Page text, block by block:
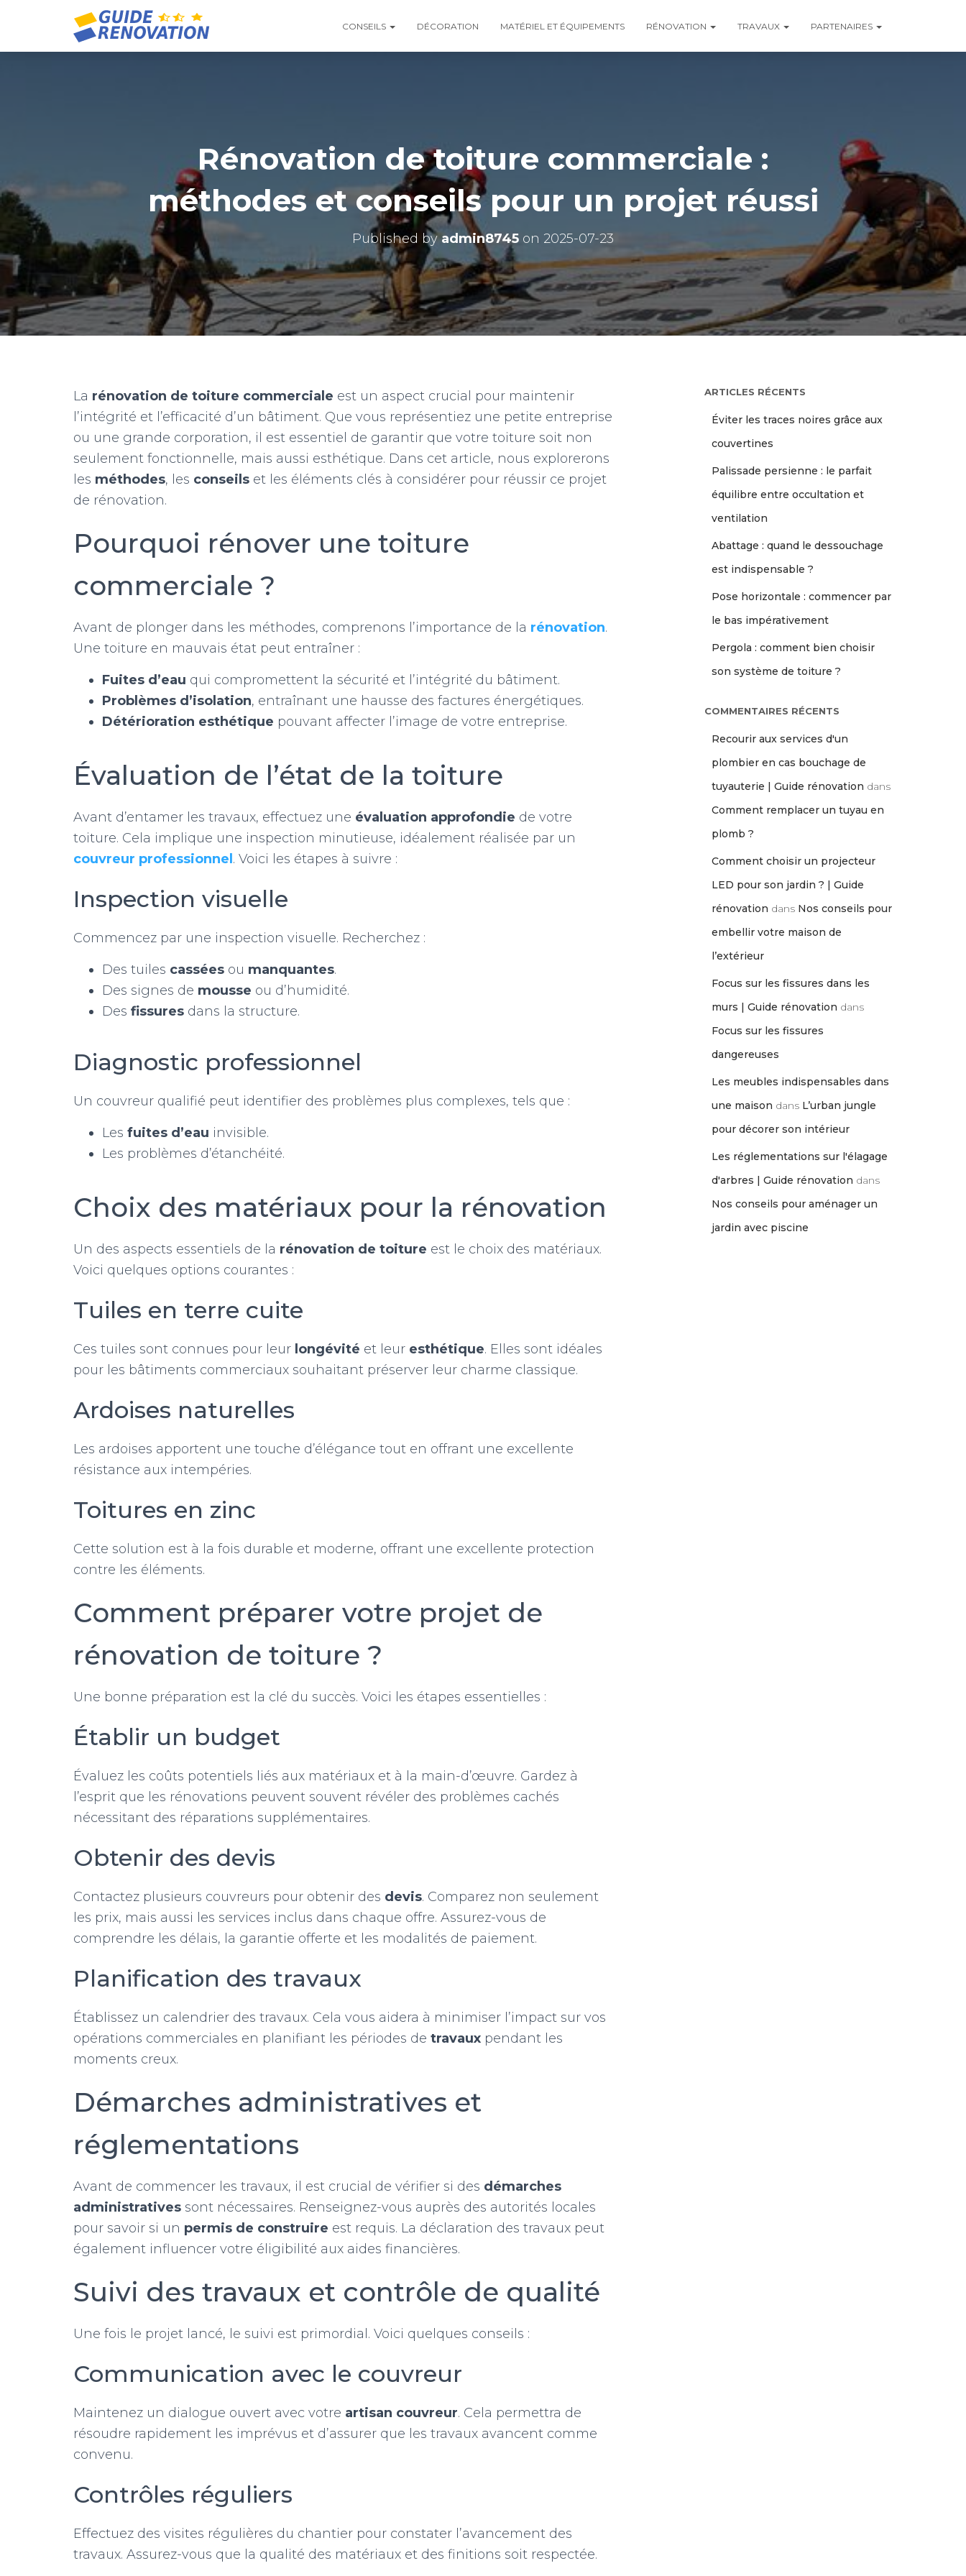
CONSEILS DÉCORATION MATÉRIEL ET ÉQUIPEMENTS RÉNOVATION TRAVAUX PARTENAIRES
Rénovation de toiture commerciale :
méthodes et conseils pour un projet réussi
Published byadmin8745 on 2025-07-23
La rénovation de toiture commerciale est un aspect crucial pour maintenir
l’intégrité et l’efficacité d’un bâtiment. Que vous représentiez une petite entreprise
ou une grande corporation, il est essentiel de garantir que votre toiture soit non
seulement fonctionnelle, mais aussi esthétique. Dans cet article, nous explorerons
les méthodes, les conseils et les éléments clés à considérer pour réussir ce projet
de rénovation.
Pourquoi rénover une toiture
commerciale ?
Avant de plonger dans les méthodes, comprenons l’importance de la rénovation.
Une toiture en mauvais état peut entraîner :
Fuites d’eau qui compromettent la sécurité et l’intégrité du bâtiment.
Problèmes d’isolation, entraînant une hausse des factures énergétiques.
Détérioration esthétique pouvant affecter l’image de votre entreprise.
Évaluation de l’état de la toiture
Avant d’entamer les travaux, effectuez une évaluation approfondie de votre
toiture. Cela implique une inspection minutieuse, idéalement réalisée par un
couvreur professionnel . Voici les étapes à suivre :
Inspection visuelle
Commencez par une inspection visuelle. Recherchez :
Des tuiles cassées ou manquantes.
Des signes de mousse ou d’humidité.
Des fissures dans la structure.
Diagnostic professionnel
Un couvreur qualifié peut identifier des problèmes plus complexes, tels que :
Les fuites d’eau invisible.
Les problèmes d’étanchéité.
Choix des matériaux pour la rénovation
Un des aspects essentiels de la rénovation de toiture est le choix des matériaux.
Voici quelques options courantes :
Tuiles en terre cuite
Ces tuiles sont connues pour leur longévité et leur esthétique. Elles sont idéales
pour les bâtiments commerciaux souhaitant préserver leur charme classique.
Ardoises naturelles
Les ardoises apportent une touche d’élégance tout en offrant une excellente
résistance aux intempéries.
Toitures en zinc
Cette solution est à la fois durable et moderne, offrant une excellente protection
contre les éléments.
Comment préparer votre projet de
rénovation de toiture ?
Une bonne préparation est la clé du succès. Voici les étapes essentielles :
Établir un budget
Évaluez les coûts potentiels liés aux matériaux et à la main-d’œuvre. Gardez à
l’esprit que les rénovations peuvent souvent révéler des problèmes cachés
nécessitant des réparations supplémentaires.
Obtenir des devis
Contactez plusieurs couvreurs pour obtenir des devis. Comparez non seulement
les prix, mais aussi les services inclus dans chaque offre. Assurez-vous de
comprendre les délais, la garantie offerte et les modalités de paiement.
Planification des travaux
Établissez un calendrier des travaux. Cela vous aidera à minimiser l’impact sur vos
opérations commerciales en planifiant les périodes de travaux pendant les
moments creux.
Démarches administratives et
réglementations
Avant de commencer les travaux, il est crucial de vérifier si des démarches
administratives sont nécessaires. Renseignez-vous auprès des autorités locales
pour savoir si un permis de construire est requis. La déclaration des travaux peut
également influencer votre éligibilité aux aides financières.
Suivi des travaux et contrôle de qualité
Une fois le projet lancé, le suivi est primordial. Voici quelques conseils :
Communication avec le couvreur
Maintenez un dialogue ouvert avec votre artisan couvreur. Cela permettra de
résoudre rapidement les imprévus et d’assurer que les travaux avancent comme
convenu.
Contrôles réguliers
Effectuez des visites régulières du chantier pour constater l’avancement des
travaux. Assurez-vous que la qualité des matériaux et des finitions soit respectée.
ARTICLES RÉCENTS
Éviter les traces noires grâce aux
couvertines
Palissade persienne : le parfait
équilibre entre occultation et
ventilation
Abattage : quand le dessouchage
est indispensable ?
Pose horizontale : commencer par
le bas impérativement
Pergola : comment bien choisir
son système de toiture ?
COMMENTAIRES RÉCENTS
Recourir aux services d'un
plombier en cas bouchage de
tuyauterie | Guide rénovation dans
Comment remplacer un tuyau en
plomb ?
Comment choisir un projecteur
LED pour son jardin ? | Guide
rénovation dans Nos conseils pour
embellir votre maison de
l’extérieur
Focus sur les fissures dans les
murs | Guide rénovation dans
Focus sur les fissures
dangereuses
Les meubles indispensables dans
une maison dans L’urban jungle
pour décorer son intérieur
Les réglementations sur l'élagage
d'arbres | Guide rénovation dans
Nos conseils pour aménager un
jardin avec piscine